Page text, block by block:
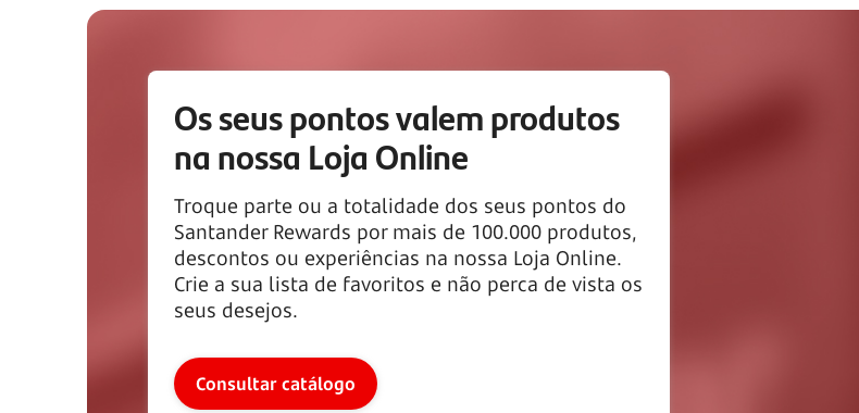
Os seus pontos valem produtos
na nossa Loja Online
Troque parte ou a totalidade dos seus pontos do
Santander Rewards por mais de 100.000 produtos,
descontos ou experiências na nossa Loja Online.
Crie a sua lista de favoritos e não perca de vista os
seus desejos.
Consultar catálogo